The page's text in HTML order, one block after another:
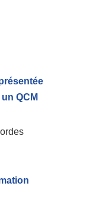
QCM